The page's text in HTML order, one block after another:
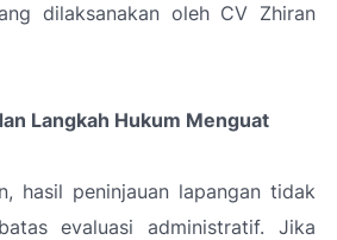
dilaksanakan oleh CV Zhiran
Langkah Hukum Menguat
hasil peninjauan lapangan tidak
evaluasi administratif. Jika